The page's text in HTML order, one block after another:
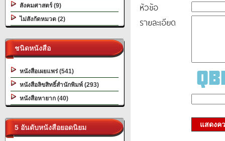
สังคมศาสตร์ (9)
ไม่สังกัดหมวด (2)
ชนิดหนังสือ
หนังสือเผยแพร่ (541)
หนังสือลิขสิทธิ์สำนักพิมพ์ (293)
หนังสือหายาก (40)
5 อันดับหนังสือยอดนิยม
หัวข้อ
รายละเอียด
แสดงค